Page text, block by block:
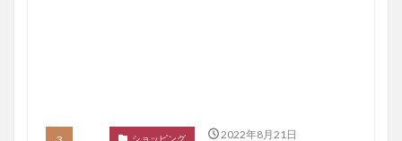
ショッピング 2022年8月21日